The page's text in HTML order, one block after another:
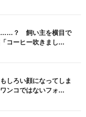
……？ 飼い主を横目で
コーヒー吹きまし...
しろい顔になってしま
ンコではないフォ...